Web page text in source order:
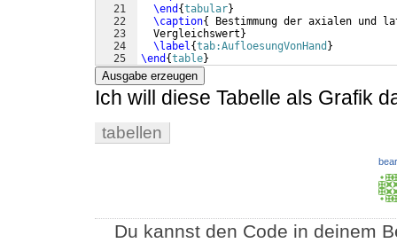
21
22
23
24
25
\end {tabular}
\caption{
Bestimmung der axialen und
  Vergleichswert
}
\label{tab:AufloesungVonHand }
\end {table}
Ausgabe erzeugen
Ich will diese Tabelle als Grafik
tabellen
Du kannst den Code in deinem